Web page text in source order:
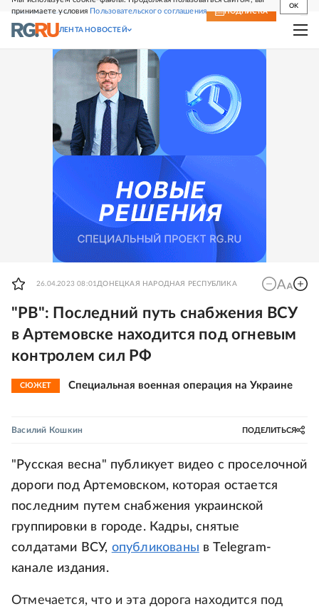
принимаете условия Пользовательского соглашения
OK
СВЕЖИЙ НОМЕР ПОДПИСКА
ЛЕНТА НОВОСТЕЙ
26.04.2023 08:01ДОНЕЦКАЯ НАРОДНАЯ РЕСПУБЛИКА
"РВ": Последний путь снабжения ВСУ
в Артемовске находится под огневым
контролем сил РФ
СЮЖЕТ Специальная военная операция на Украине
Василий Кошкин ПОДЕЛИТЬСЯ
"Русская весна" публикует видео с проселочной
дороги под Артемовском, которая остается
последним путем снабжения украинской
группировки в городе. Кадры, снятые
солдатами ВСУ, опубликованы в Telegram-
канале издания.
Отмечается, что и эта дорога находится под